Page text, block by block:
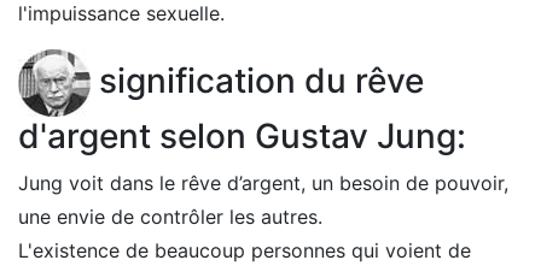
l'impuissance sexuelle.
signification du rêve
d'argent selon Gustav Jung:
Jung voit dans le rêve d’argent, un besoin de pouvoir,
une envie de contrôler les autres.
L'existence de beaucoup personnes qui voient de